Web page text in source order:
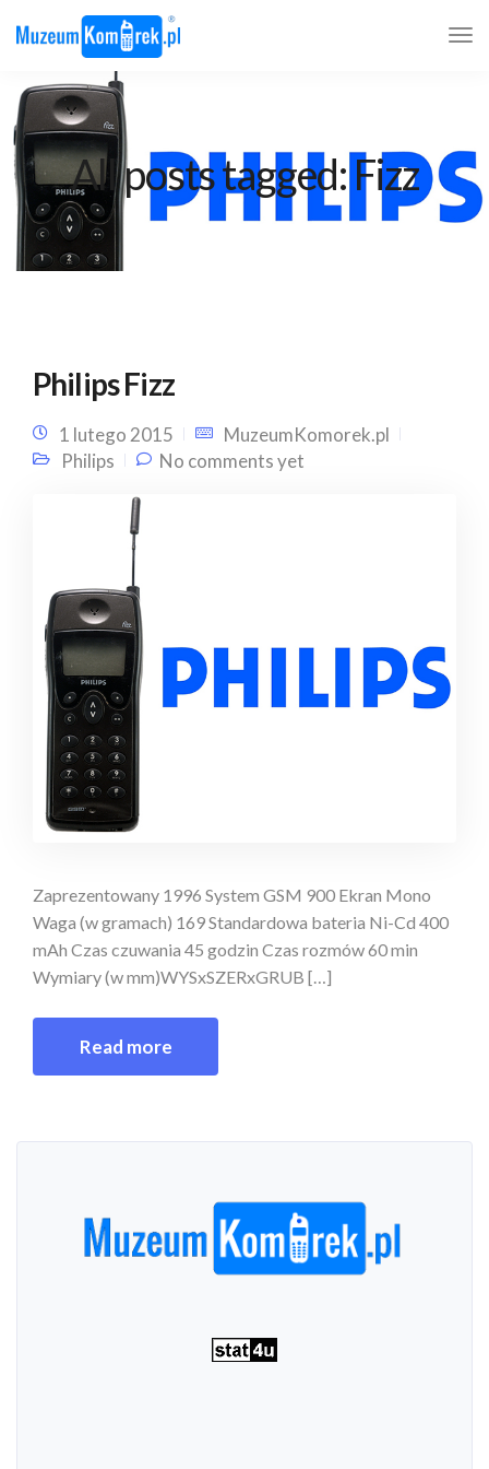
All posts tagged: Fizz
Philips Fizz
1 lutego 2015
MuzeumKomorek.pl
Philips
No comments yet
Zaprezentowany 1996 System GSM 900 Ekran Mono
Waga (w gramach) 169 Standardowa bateria Ni-Cd 400
mAh Czas czuwania 45 godzin Czas rozmów 60 min
Wymiary (w mm)WYSxSZERxGRUB […]
Read more